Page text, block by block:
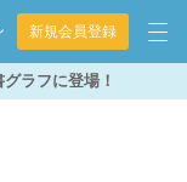
新規会員登録
ラフに登場！